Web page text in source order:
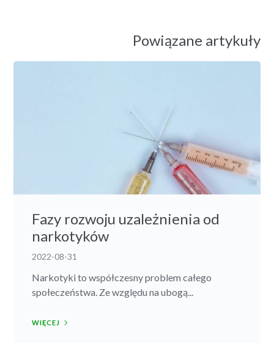
Powiązane artykuły
Fazy rozwoju uzależnienia od
narkotyków
2022-08-31
Narkotyki to współczesny problem całego
społeczeństwa. Ze względu na ubogą...
WIĘCEJ